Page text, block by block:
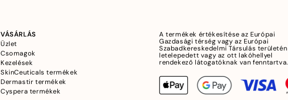
VÁSÁRLÁS
Üzlet
Csomagok
Kezelések
SkinCeuticals termékek
Dermastir termékek
Cyspera termékek
A termékek értékesítése az Európai
Gazdasági térség vagy az Európai
Szabadkereskedelmi Társulás területén
letelepedett vagy az ott lakóhellyel
rendekező látogatóknak van fenntartva.